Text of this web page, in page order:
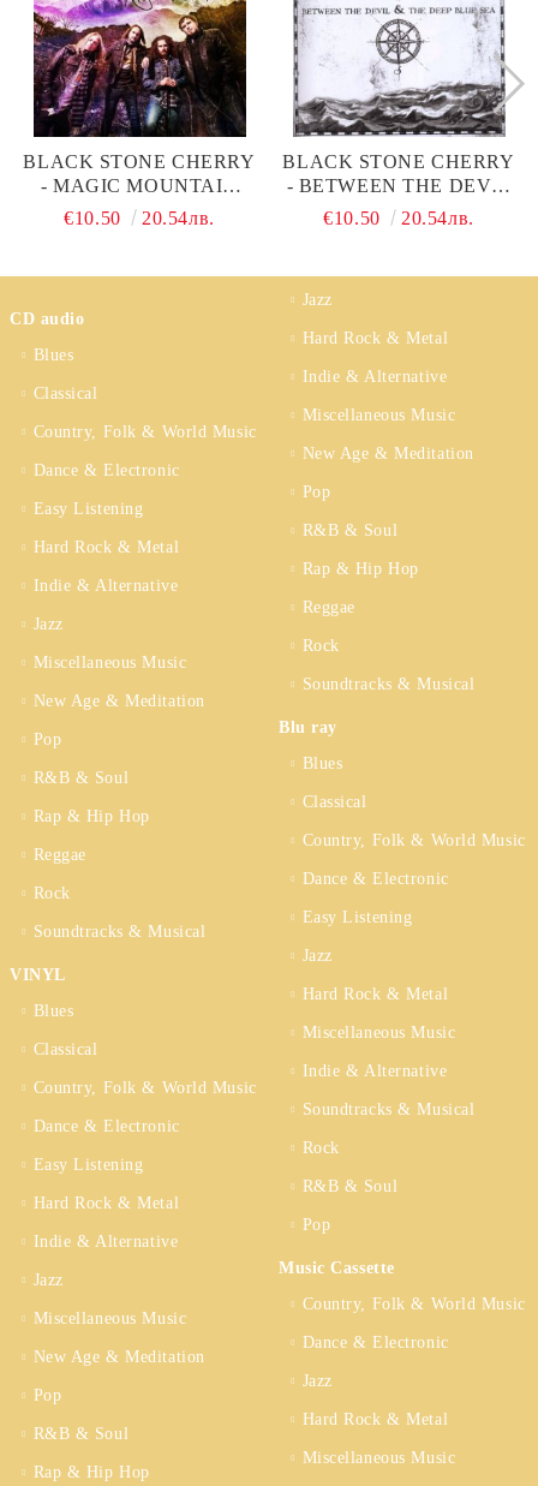
BLACK STONE CHERRY
- MAGIC MOUNTAIN
(CD)
€10.50 20.54лв.
BLACK STONE CHERRY
- BETWEEN THE DEVIL
& THE DEEP BLUE SEA
€10.50 20.54лв.
CD audio
Blues
Classical
Country, Folk & World Music
Dance & Electronic
Easy Listening
Hard Rock & Metal
Indie & Alternative
Jazz
Miscellaneous Music
New Age & Meditation
Pop
R&B & Soul
Rap & Hip Hop
Reggae
Rock
Soundtracks & Musical
VINYL
Blues
Classical
Country, Folk & World Music
Dance & Electronic
Easy Listening
Hard Rock & Metal
Indie & Alternative
Jazz
Miscellaneous Music
New Age & Meditation
Pop
R&B & Soul
Rap & Hip Hop
Jazz
Hard Rock & Metal
Indie & Alternative
Miscellaneous Music
New Age & Meditation
Pop
R&B & Soul
Rap & Hip Hop
Reggae
Rock
Soundtracks & Musical
Blu ray
Blues
Classical
Country, Folk & World Music
Dance & Electronic
Easy Listening
Jazz
Hard Rock & Metal
Miscellaneous Music
Indie & Alternative
Soundtracks & Musical
Rock
R&B & Soul
Pop
Music Cassette
Country, Folk & World Music
Dance & Electronic
Jazz
Hard Rock & Metal
Miscellaneous Music